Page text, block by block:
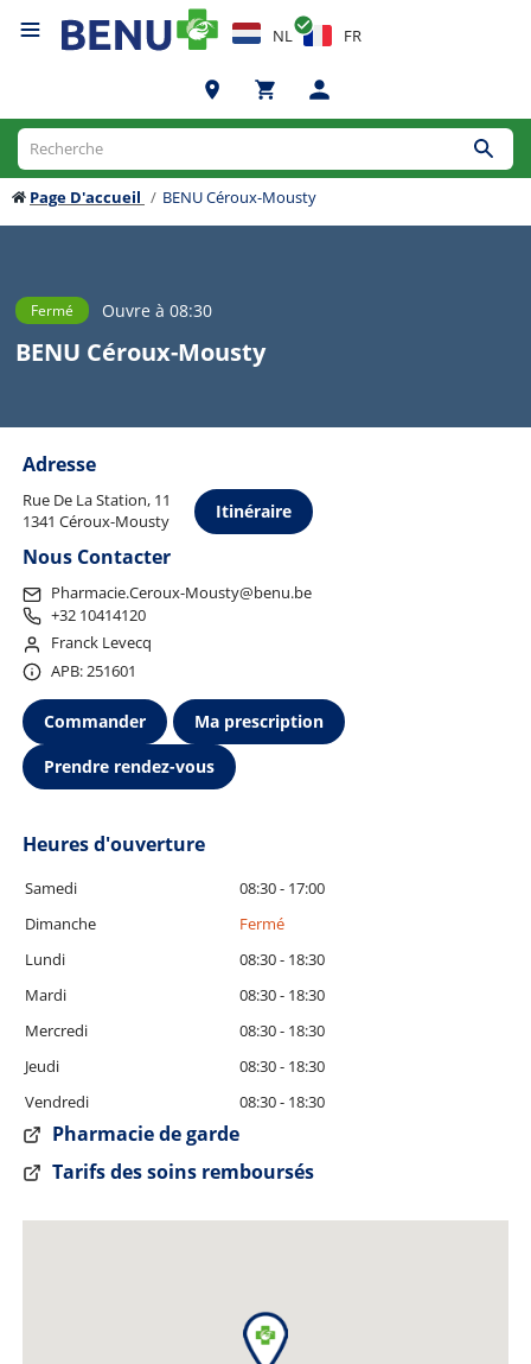
NL FR
Page D'accueil BENU Céroux-Mousty
BENU Céroux-Mousty
Fermé Ouvre à 08:30
Adresse
Rue De La Station, 11
1341 Céroux-Mousty
Itinéraire
Nous Contacter
Pharmacie.Ceroux-Mousty@benu.be
+32 10414120
Franck Levecq
APB: 251601
Commander
Ma prescription
Prendre rendez-vous
Heures d'ouverture
Samedi
08:30 - 17:00
Dimanche
Fermé
Lundi
08:30 - 18:30
Mardi
08:30 - 18:30
Mercredi
08:30 - 18:30
Jeudi
08:30 - 18:30
Vendredi
08:30 - 18:30
Pharmacie de garde
Tarifs des soins remboursés